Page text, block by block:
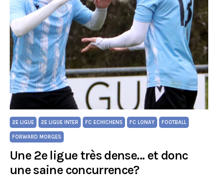
2E LIGUE 2E LIGUE INTER FC ECHICHENS FC LONAY FOOTBALL
FORWARD MORGES
Une 2e ligue très dense… et donc
une saine concurrence?